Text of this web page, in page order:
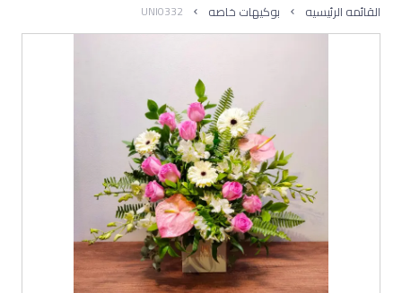
القائمه الرئيسيه بوكيهات خاصه UNI0332